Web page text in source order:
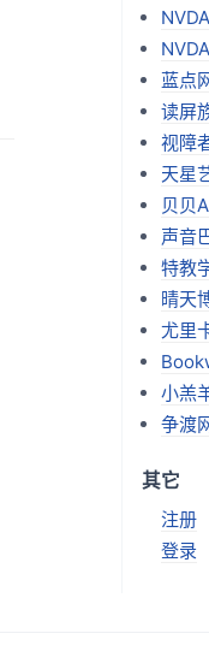
蓝点
读屏
视障
天星
贝贝
声音
特教
晴天
尤里
小羔
争渡
其它
注册
登录